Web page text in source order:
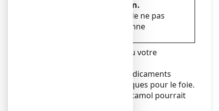
obtenus sans prescription.
, afin de ne pas
dépasser la dose quotidienne
Consultez votre médecin ou votre
● si vous prenez des médicaments
potentiellement toxiques pour le foie.
La toxicité du paracétamol pourrait